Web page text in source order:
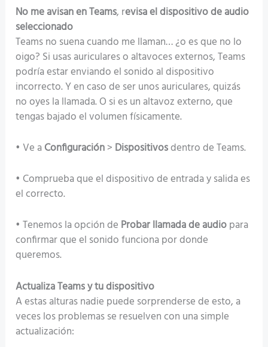
No me avisan en Teams, revisa el dispositivo de audio
seleccionado
Teams no suena cuando me llaman… ¿o es que no lo
oigo? Si usas auriculares o altavoces externos, Teams
podría estar enviando el sonido al dispositivo
incorrecto. Y en caso de ser unos auriculares, quizás
no oyes la llamada. O si es un altavoz externo, que
tengas bajado el volumen físicamente.
• Ve aConfiguración> Dispositivosdentro de Teams.
• Comprueba que el dispositivo de entrada y salida es
el correcto.
• Tenemos la opción de Probar llamada de audiopara
confirmar que el sonido funciona por donde
queremos.
Actualiza Teams y tu dispositivo
A estas alturas nadie puede sorprenderse de esto, a
veces los problemas se resuelven con una simple
actualización: